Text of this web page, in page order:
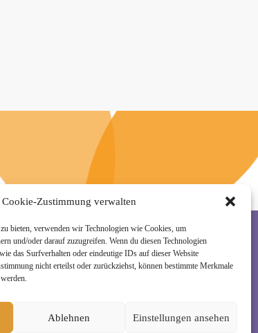
Cookie-Zustimmung verwalten
bieten, verwenden wir Technologien wie Cookies, um
und/oder darauf zuzugreifen. Wenn du diesen Technologien
das Surfverhalten oder eindeutige IDs auf dieser Website
nicht erteilst oder zurückziehst, können bestimmte Merkmale
Ablehnen Einstellungen ansehen
abmelden. Alle Details zur Nutzung